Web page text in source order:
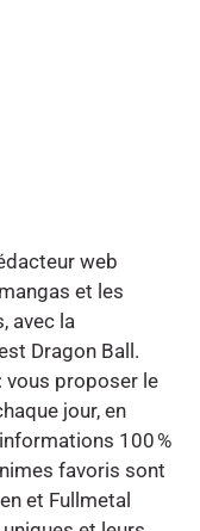
web
et les
avec la
Dragon Ball.
vous proposer le
jour, en
100 %
favoris sont
et Fullmetal